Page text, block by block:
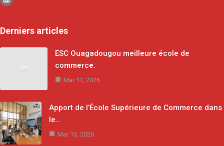
Derniers articles
ESC Ouagadougou meilleure école de
commerce.
Mar 13, 2026
Apport de l’École Supérieure de Commerce dans
le…
Mar 13, 2026